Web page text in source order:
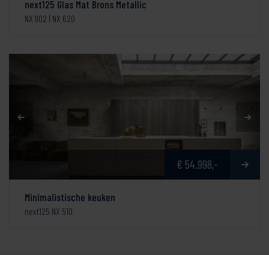
next125 Glas Mat Brons Metallic
NX 902 | NX 620
€ 54.998,-
Minimalistische keuken
next125 NX 510